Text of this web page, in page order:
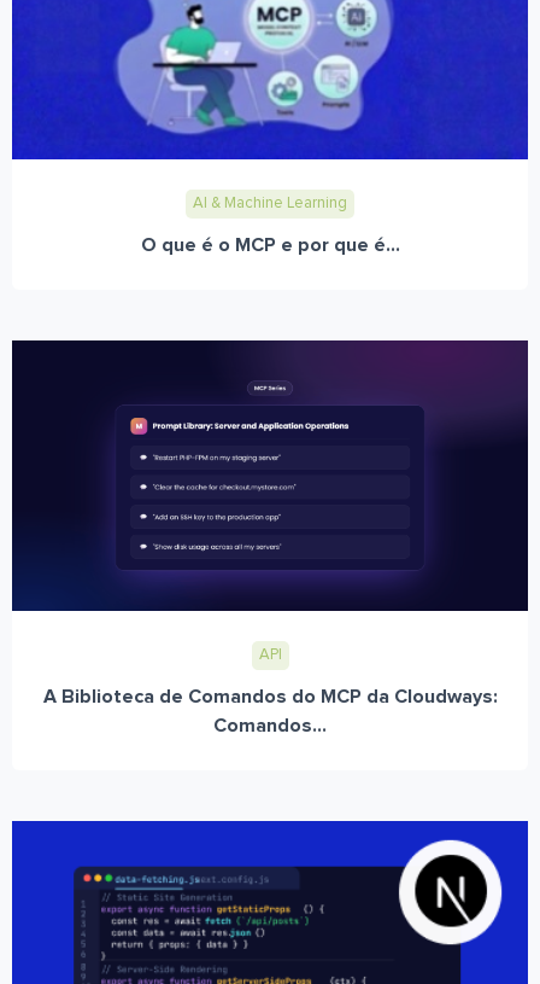
AI & Machine Learning
O que é o MCP e por que é...
API
A Biblioteca de Comandos do MCP da Cloudways:
Comandos...